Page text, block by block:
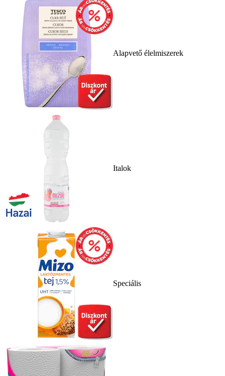
Alapvető élelmiszerek
Italok
Speciális